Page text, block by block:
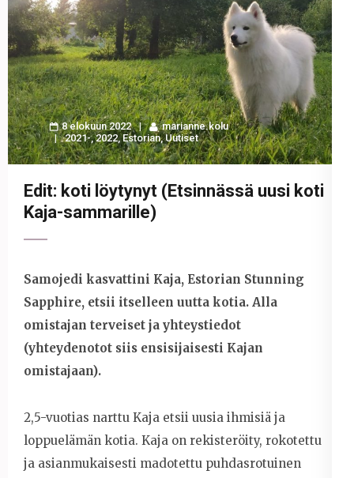
8 elokuun 2022
marianne.kolu
2021-,2022,Estorian,Uutiset
Edit: koti löytynyt (Etsinnässä uusi koti
Kaja-sammarille)
Samojedi kasvattini Kaja, Estorian Stunning
Sapphire, etsii itselleen uutta kotia. Alla
omistajan terveiset ja yhteystiedot
(yhteydenotot siis ensisijaisesti Kajan
omistajaan).
2,5-vuotias narttu Kaja etsii uusia ihmisiä ja
loppuelämän kotia. Kaja on rekisteröity, rokotettu
ja asianmukaisesti madotettu puhdasrotuinen